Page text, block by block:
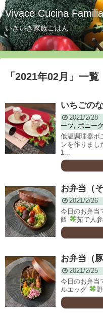
Vivace Cucina
いきいき家族ごはん
「 2021年02月 」 一覧
いちごの
2021/2/28
ーツ
ボニーク
低温調理器ボ
ンを作りま
1...
お弁当（
2021/2/26
今日のお弁当
飯
茹で人参
お弁当（豚
2021/2/25
今日のお弁当
ルエッグ